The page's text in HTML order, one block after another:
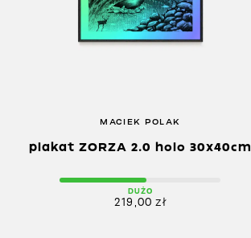
MACIEK POLAK
plakat ZORZA 2.0 holo 30x40cm
DUŻO
219,00zł